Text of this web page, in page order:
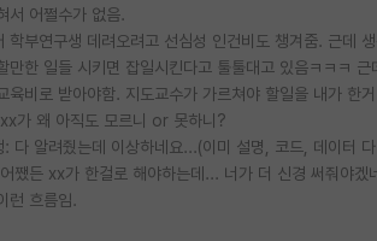
서 어쩔수가 없음.
학부연구생 데려오려고 선심성 인건비도 챙겨줌. 근데
만한 일들 시키면 잡일시킨다고 툴툴대고 있음ㅋㅋㅋ
육비로 받아야함. 지도교수가 가르쳐야 할일을 내가 한
가 왜 아직도 모르니 or 못하니?
: 다 알려줬는데 이상하네요...(이미 설명, 코드, 데이터
쨌든 xx가 한걸로 해야하는데... 너가 더 신경 써줘야겠
런 흐름임.